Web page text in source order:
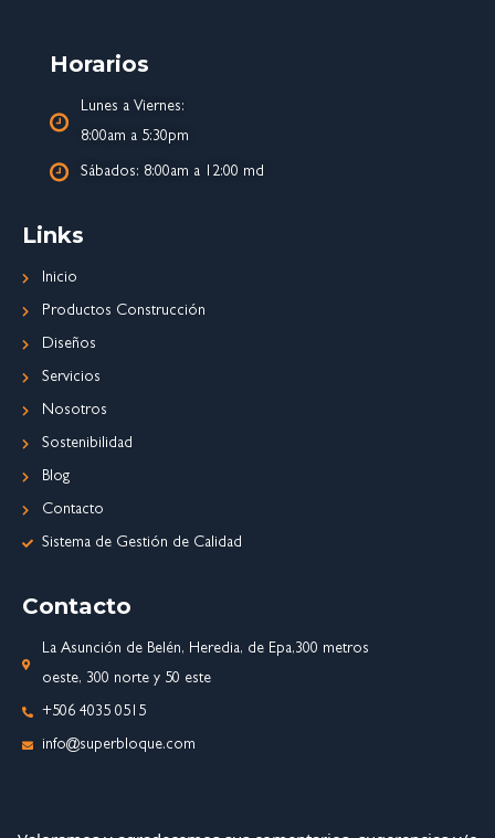
Horarios
Lunes a Viernes:
8:00am a 5:30pm
Sábados: 8:00am a 12:00 md
Links
Inicio
Productos Construcción
Diseños
Servicios
Nosotros
Sostenibilidad
Blog
Contacto
Sistema de Gestión de Calidad
Contacto
La Asunción de Belén, Heredia, de Epa,300 metros
oeste, 300 norte y 50 este
+506 4035 0515
info@superbloque.com